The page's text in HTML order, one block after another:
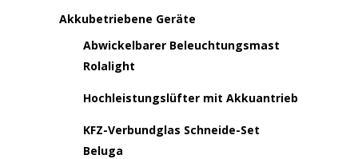
Akkubetriebene Geräte
Abwickelbarer Beleuchtungsmast
Rolalight
Hochleistungslüfter mit Akkuantrieb
KFZ-Verbundglas Schneide-Set
Beluga